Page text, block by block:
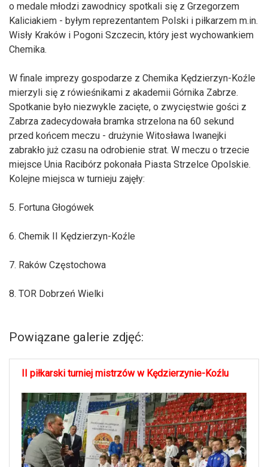
o medale młodzi zawodnicy spotkali się z Grzegorzem
Kaliciakiem - byłym reprezentantem Polski i piłkarzem m.in.
Wisły Kraków i Pogoni Szczecin, który jest wychowankiem
Chemika.
W finale imprezy gospodarze z Chemika Kędzierzyn-Koźle
mierzyli się z rówieśnikami z akademii Górnika Zabrze.
Spotkanie było niezwykle zacięte, o zwycięstwie gości z
Zabrza zadecydowała bramka strzelona na 60 sekund
przed końcem meczu - drużynie Witosława Iwanejki
zabrakło już czasu na odrobienie strat. W meczu o trzecie
miejsce Unia Racibórz pokonała Piasta Strzelce Opolskie.
Kolejne miejsca w turnieju zajęły:
5. Fortuna Głogówek
6. Chemik II Kędzierzyn-Koźle
7. Raków Częstochowa
8. TOR Dobrzeń Wielki
Powiązane galerie zdjęć:
II piłkarski turniej mistrzów w Kędzierzynie-Koźlu